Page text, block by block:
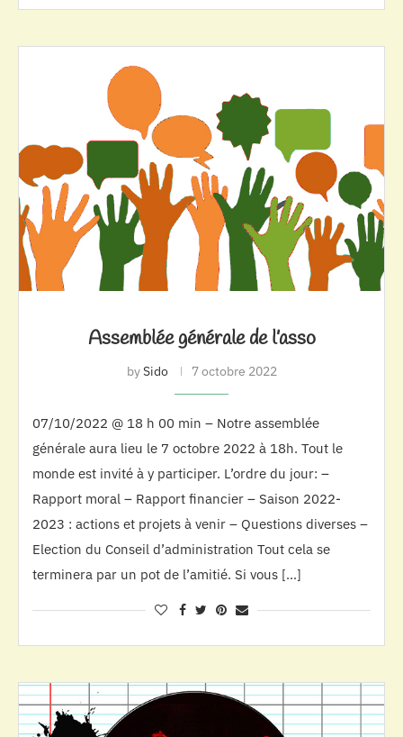
Assemblée générale de l’asso
bySido 7 octobre 2022
07/10/2022 @ 18 h 00 min – Notre assemblée
générale aura lieu le 7 octobre 2022 à 18h. Tout le
monde est invité à y participer. L’ordre du jour: –
Rapport moral – Rapport financier – Saison 2022-
2023 : actions et projets à venir – Questions diverses –
Election du Conseil d’administration Tout cela se
terminera par un pot de l’amitié. Si vous […]